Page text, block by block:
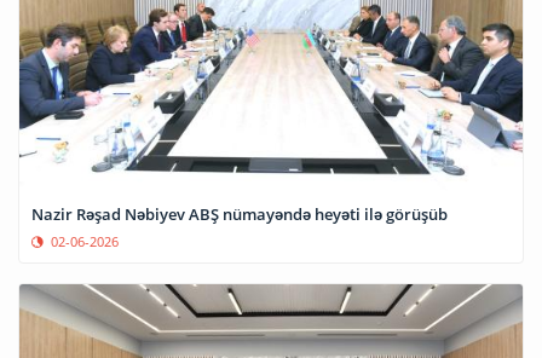
Nazir Rəşad Nəbiyev ABŞ nümayəndə heyəti ilə görüşüb
02-06-2026